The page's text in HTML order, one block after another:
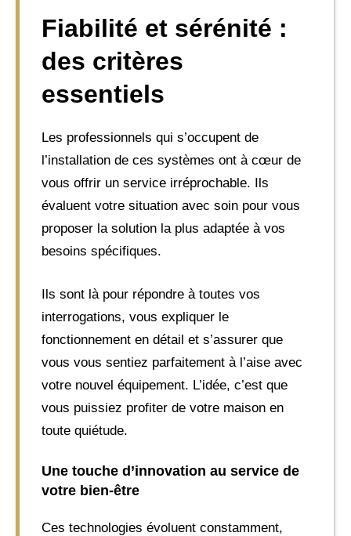
Fiabilité et sérénité :
des critères
essentiels
Les professionnels qui s’occupent de
l’installation de ces systèmes ont à cœur de
vous offrir un service irréprochable. Ils
évaluent votre situation avec soin pour vous
proposer la solution la plus adaptée à vos
besoins spécifiques.
Ils sont là pour répondre à toutes vos
interrogations, vous expliquer le
fonctionnement en détail et s’assurer que
vous vous sentiez parfaitement à l’aise avec
votre nouvel équipement. L’idée, c’est que
vous puissiez profiter de votre maison en
toute quiétude.
Une touche d’innovation au service de
votre bien-être
Ces technologies évoluent constamment,